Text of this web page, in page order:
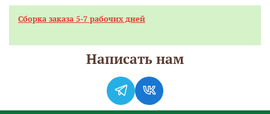
Сборка заказа 5-7 рабочих дней
Написать нам